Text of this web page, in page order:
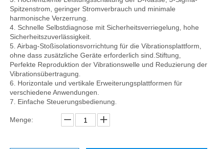
Spitzenstrom, geringer Stromverbrauch und minimale
harmonische Verzerrung.
4. Schnelle Selbstdiagnose mit Sicherheitsverriegelung, hohe
Sicherheitszuverlässigkeit.
5. Airbag-Stoßisolationsvorrichtung für die Vibrationsplattform,
ohne dass zusätzliche Geräte erforderlich sind.Stiftung,
Perfekte Reproduktion der Vibrationswelle und Reduzierung der
Vibrationsübertragung.
6. Horizontale und vertikale Erweiterungsplattformen für
verschiedene Anwendungen.
7. Einfache Steuerungsbedienung.
Menge: